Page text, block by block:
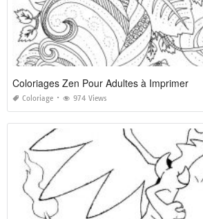
Coloriages Zen Pour Adultes à Imprimer
Coloriage 974 Views